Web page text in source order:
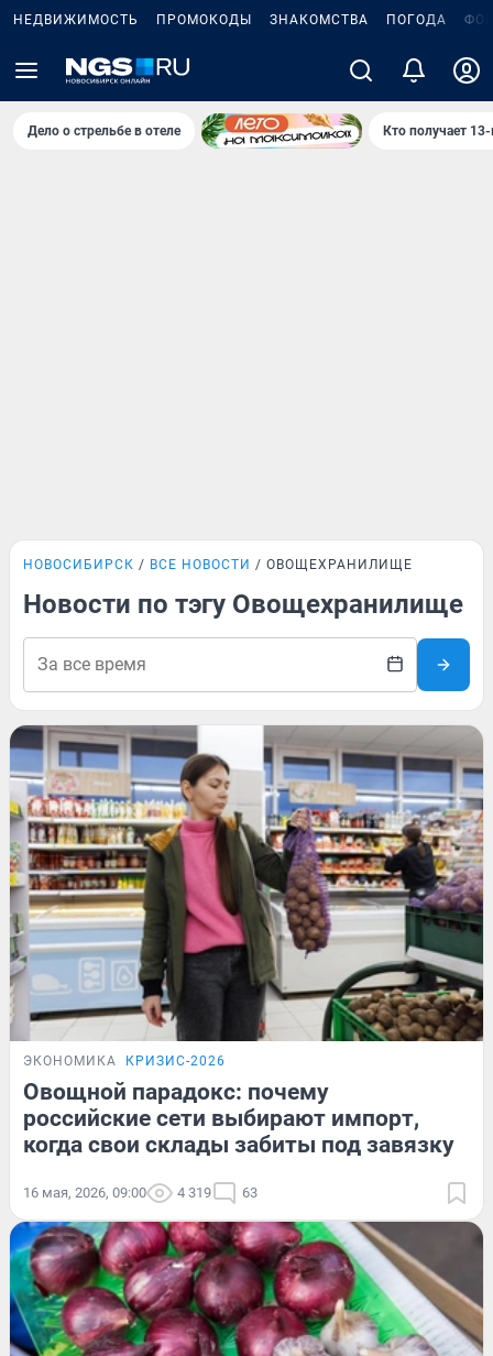
НЕДВИЖИМОСТЬ ПРОМОКОДЫ ЗНАКОМСТВА ПОГОДА
Дело о стрельбе в отеле Кто получает
НОВОСИБИРСК ВСЕ НОВОСТИ ОВОЩЕХРАНИЛИЩЕ
Новости по тэгу Овощехранилище
ЭКОНОМИКА КРИЗИС-2026
Овощной парадокс: почему
российские сети выбирают импорт,
когда свои склады забиты под завязку
16 мая, 2026, 09:00 4 319 63